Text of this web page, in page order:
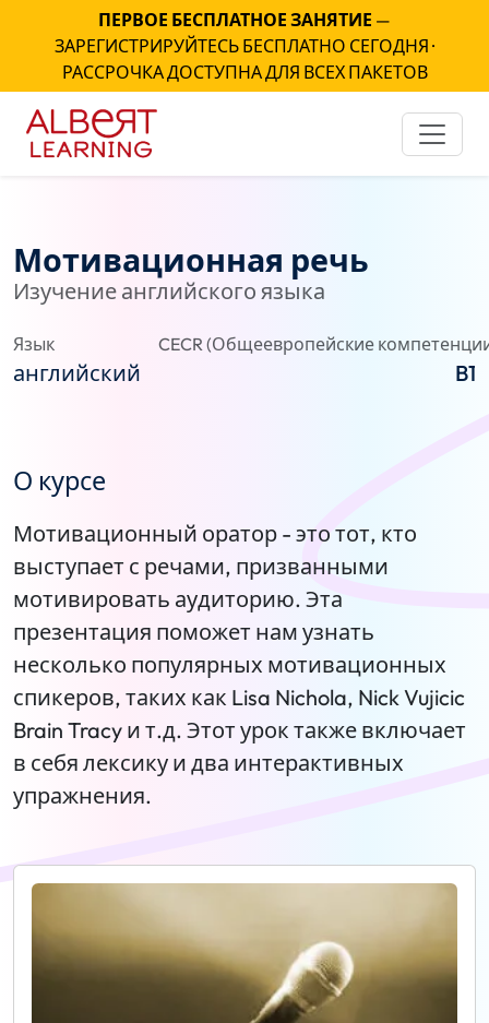
ПЕРВОЕ БЕСПЛАТНОЕ ЗАНЯТИЕ —
ЗАРЕГИСТРИРУЙТЕСЬ БЕСПЛАТНО СЕГОДНЯ ·
РАССРОЧКА ДОСТУПНА ДЛЯ ВСЕХ ПАКЕТОВ
Мотивационная речь
Изучение английского языка
Язык
английский
CECR (Общеевропейские
B1
О курсе
Мотивационный оратор - это тот, кто
выступает с речами, призванными
мотивировать аудиторию. Эта
презентация поможет нам узнать
несколько популярных мотивационных
спикеров, таких как Lisa Nichola, Nick Vujicic
Brain Tracy и т.д. Этот урок также включает
в себя лексику и два интерактивных
упражнения.